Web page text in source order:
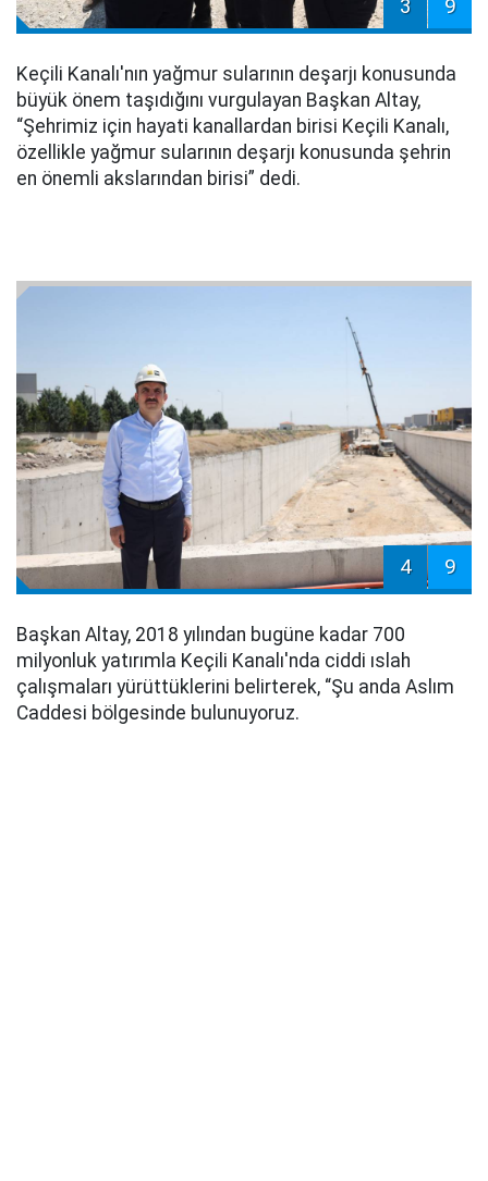
3 9
Keçili Kanalı'nın yağmur sularının deşarjı konusunda
büyük önem taşıdığını vurgulayan Başkan Altay,
“Şehrimiz için hayati kanallardan birisi Keçili Kanalı,
özellikle yağmur sularının deşarjı konusunda şehrin
en önemli akslarından birisi” dedi.
4 9
Başkan Altay, 2018 yılından bugüne kadar 700
milyonluk yatırımla Keçili Kanalı'nda ciddi ıslah
çalışmaları yürüttüklerini belirterek, “Şu anda Aslım
Caddesi bölgesinde bulunuyoruz.